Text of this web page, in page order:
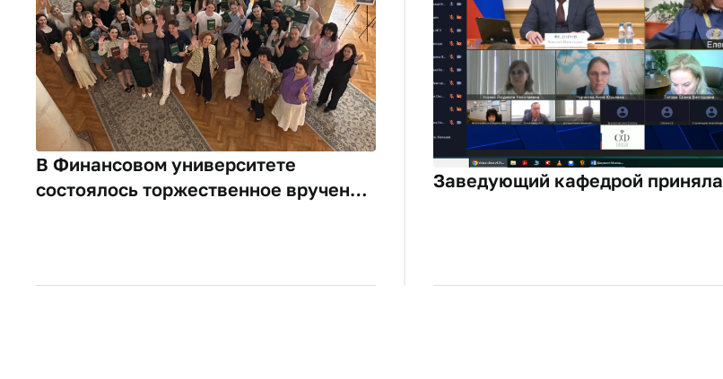
В Финансовом университете
состоялось торжественное вручение
дополнительного
Заведующий кафедрой приняла